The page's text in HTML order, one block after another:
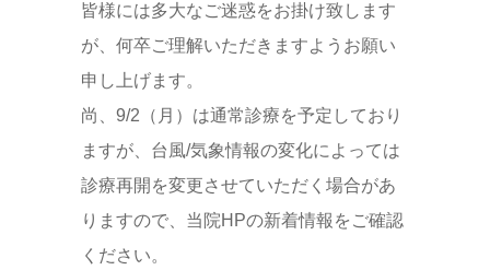
皆様には多大なご迷惑をお掛け致します
が、何卒ご理解いただきますようお願い
申し上げます。
尚、9/2（月）は通常診療を予定しており
ますが、台風/気象情報の変化によっては
診療再開を変更させていただく場合があ
りますので、当院HPの新着情報をご確認
ください。